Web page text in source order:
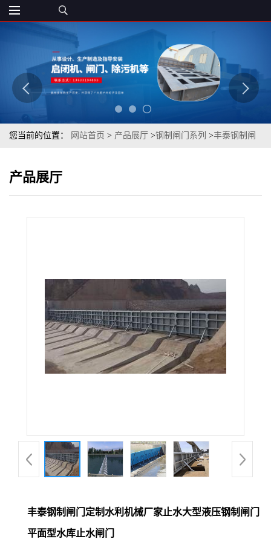
您当前的位置： 网站首页 > 产品展厅 >钢制闸门系列 >丰泰钢制闸
产品展厅
丰泰钢制闸门定制水利机械厂家止水大型液压钢制闸门
平面型水库止水闸门